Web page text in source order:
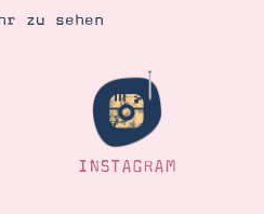
zu sehen
INSTAGRAM